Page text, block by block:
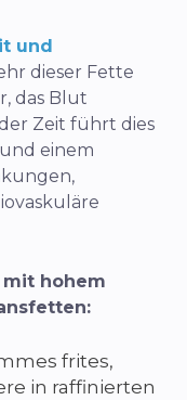
und
dieser Fette
das Blut
Zeit führt dies
einem
hohem
frites,
in raffinierten